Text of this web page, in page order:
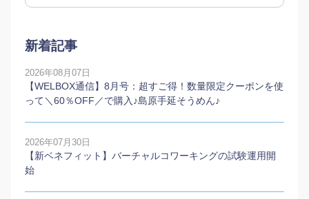
新着記事
2026年08月07日
【WELBOX通信】8月号：超すご得！数量限定クーポンを使
って＼60％OFF／で購入♪島原手延そうめん♪
2026年07月30日
【新ベネフィット】バーチャルコワーキングの試験運用開
始